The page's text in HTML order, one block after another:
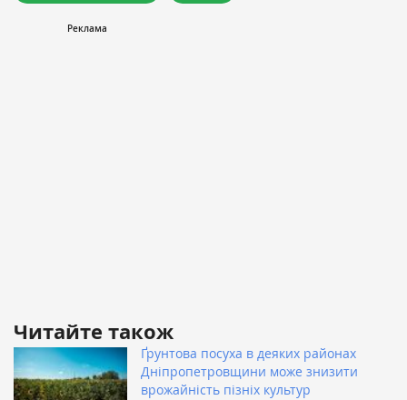
Читайте також
Ґрунтова посуха в деяких районах
Дніпропетровщини може знизити
врожайність пізніх культур